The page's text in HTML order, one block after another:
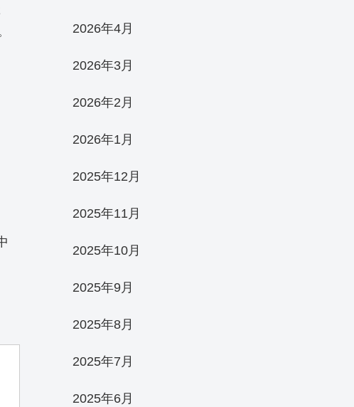
2026年4月
2026年3月
2026年2月
2026年1月
2025年12月
2025年11月
2025年10月
2025年9月
2025年8月
2025年7月
2025年6月